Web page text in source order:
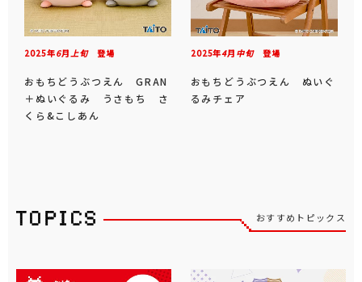
2025年6月上旬登場
おもちどうぶつえん GRAN
＋ぬいぐるみ うさもち さ
くら&こしあん
2025年4月 中旬登場
おもちどうぶつえん ぬいぐ
るみチェア
おすすめトピックス